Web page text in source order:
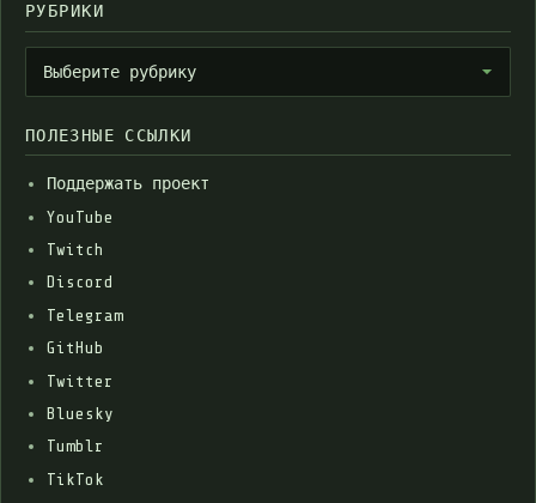
РУБРИКИ
Рубрики
Выберите рубрику
ПОЛЕЗНЫЕ ССЫЛКИ
Поддержать проект
YouTube
Twitch
Discord
Telegram
GitHub
Twitter
Bluesky
Tumblr
TikTok